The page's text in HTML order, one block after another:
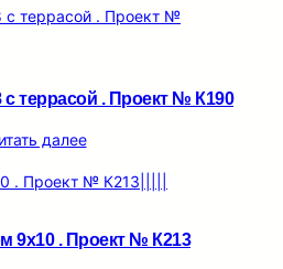
террасой . Проект № К190
далее
9х10 . Проект № К213